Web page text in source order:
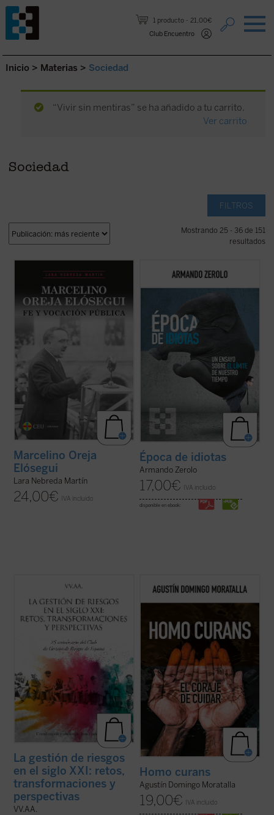
1 producto
21,00€
Club Encuentro
Saltar al contenido.
Inicio > Materias > Sociedad
“Vivir sin mentiras” se ha añadido a tu carrito.
Ver carrito
Sociedad
FILTROS
Mostrando 25 - 36 de 151
resultados
mi padre, a quien no conocí, ya que fue
asesinado en Mondragón el 5 de octubre de
1934 estando mi madre embarazada de su
primer y único hijo; yo nací el 13 de febrero
Hace años ...(ver ficha)
Marcelino Oreja
Elósegui
Lara Nebreda Martín
24,00€ IVA incluido
«Hablar bien de nuestra época resulta
contracultural», escribe el autor al inicio de
aspectos positivos de una sociedad que,
sin duda, está empeñada en no verlos. ...
(ver ficha)
Época de idiotas
Armando Zerolo
17,00€ IVA incluido
disponible en ebook:
Este libro conmemora el 25 aniversario del
(1997). En este cuarto de siglo «la historia
ha sido generosa en la producción de
acontecimientos de riesgo, como si
quisiera darles la razón a los fundadores
(ver ficha)
La gestión de riesgos
en el siglo XXI: retos,
transformaciones y
perspectivas
VV.AA.
El cuidado generativo requiere ensanchar
los horizontes de la responsabilidad
responden los capítulos de este libro
cuando ...
(ver ficha)
Homo curans
Agustín Domingo Moratalla
19,00€ IVA incluido